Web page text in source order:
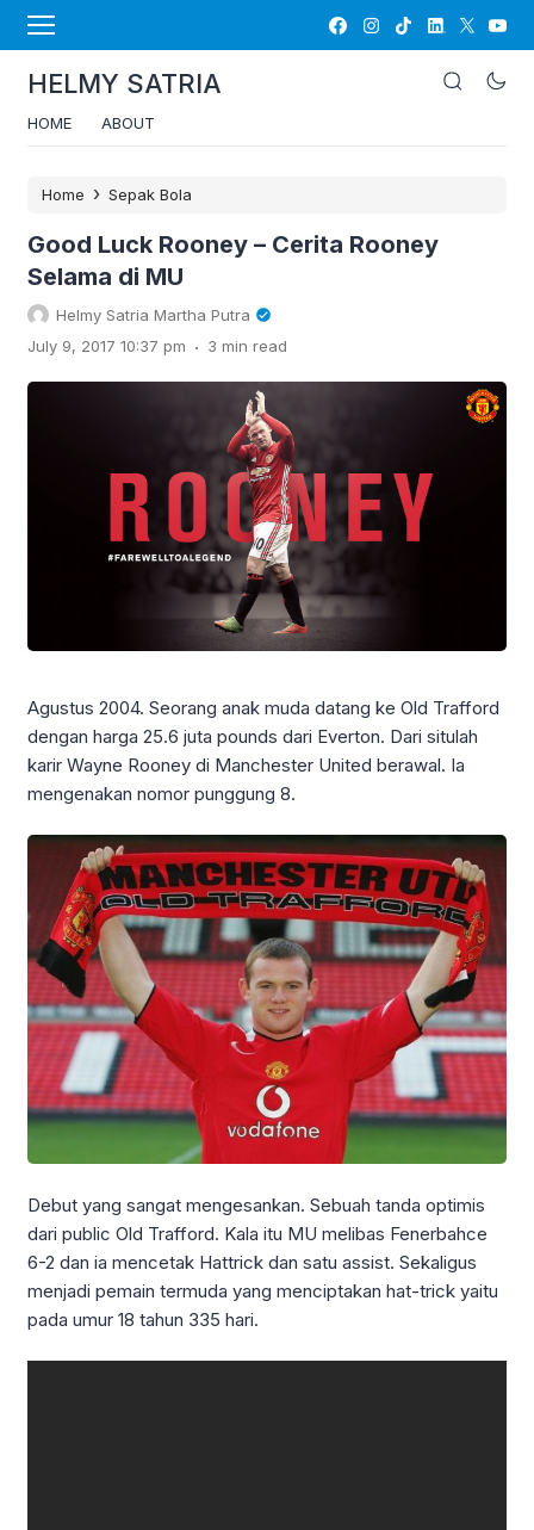
HELMY SATRIA
HOME ABOUT
Home › Sepak Bola
Good Luck Rooney – Cerita Rooney
Selama di MU
Helmy Satria Martha Putra
July 9, 2017 10:37 pm . 3 min read
Agustus 2004. Seorang anak muda datang ke Old Trafford
dengan harga 25.6 juta pounds dari Everton. Dari situlah
karir Wayne Rooney di Manchester United berawal. Ia
mengenakan nomor punggung 8.
Debut yang sangat mengesankan. Sebuah tanda optimis
dari public Old Trafford. Kala itu MU melibas Fenerbahce
6-2 dan ia mencetak Hattrick dan satu assist. Sekaligus
menjadi pemain termuda yang menciptakan hat-trick yaitu
pada umur 18 tahun 335 hari.